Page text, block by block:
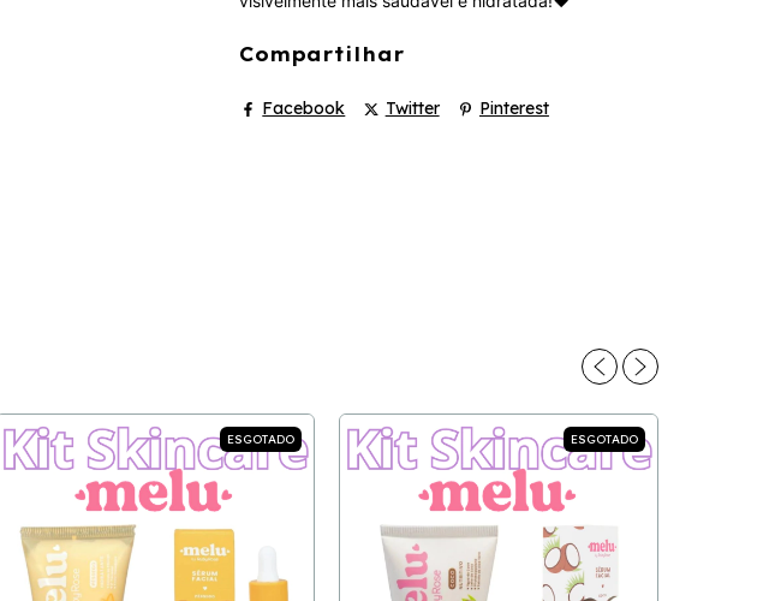
Compartilhar
Facebook Twitter Pinterest
ESGOTADO ESGOTADO